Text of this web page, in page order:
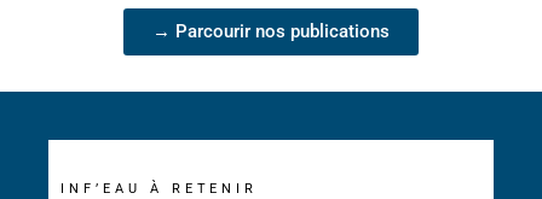
→ Parcourir nos publications
INF’EAU À RETENIR